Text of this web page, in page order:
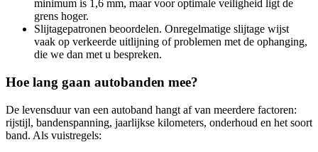
minimum is 1,6 mm, maar voor optimale veiligheid ligt de
grens hoger.
Slijtagepatronen beoordelen. Onregelmatige slijtage wijst
vaak op verkeerde uitlijning of problemen met de ophanging,
die we dan met u bespreken.
Hoe lang gaan autobanden mee?
De levensduur van een autoband hangt af van meerdere factoren:
rijstijl, bandenspanning, jaarlijkse kilometers, onderhoud en het soort
band. Als vuistregels: